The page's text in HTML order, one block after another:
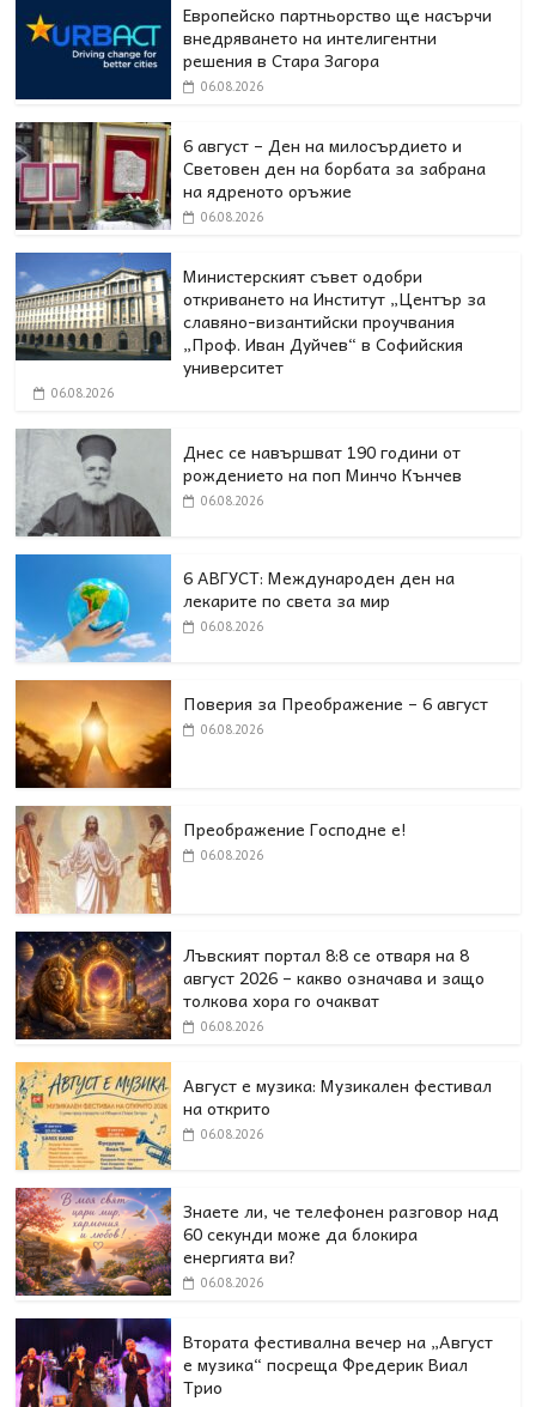
Европейско партньорство ще насърчи
внедряването на интелигентни
решения в Стара Загора
06.08.2026
6 август – Ден на милосърдието и
Световен ден на борбата за забрана
на ядреното оръжие
06.08.2026
Министерският съвет одобри
откриването на Институт „Център за
славяно-византийски проучвания
„Проф. Иван Дуйчев“ в Софийския
университет
06.08.2026
Днес се навършват 190 години от
рождението на поп Минчо Кънчев
06.08.2026
6 АВГУСТ: Международен ден на
лекарите по света за мир
06.08.2026
Поверия за Преображение – 6 август
06.08.2026
Преображение Господне е!
06.08.2026
Лъвският портал 8:8 се отваря на 8
август 2026 – какво означава и защо
толкова хора го очакват
06.08.2026
Август е музика: Музикален фестивал
на открито
06.08.2026
Знаете ли, че телефонен разговор над
60 секунди може да блокира
енергията ви?
06.08.2026
Втората фестивална вечер на „Август
е музика“ посреща Фредерик Виал
Трио